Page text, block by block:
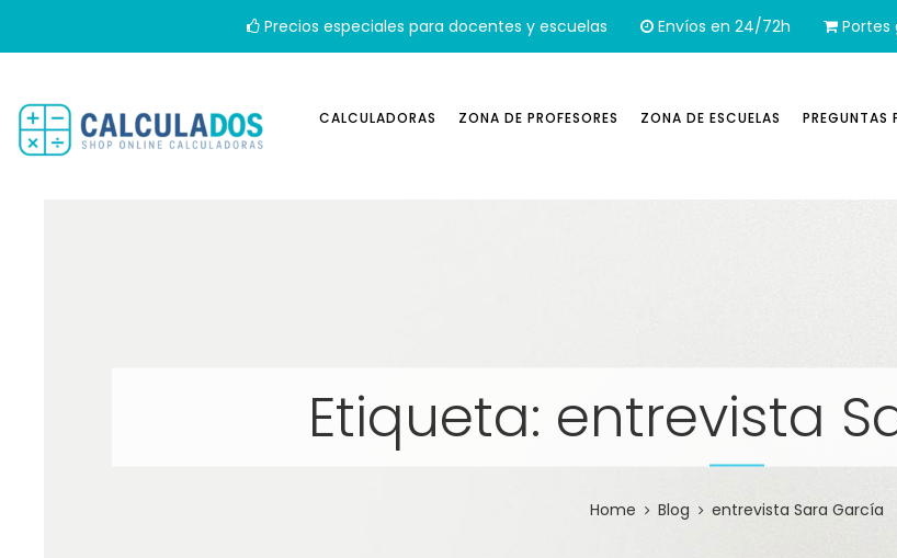
Precios especiales para docentes y escuelas Envíos en 24/72h Portes
CALCULADORAS ZONA DE PROFESORES ZONA DE ESCUELAS PREGUNTAS
Etiqueta: entrevista
Home Blog entrevista Sara García